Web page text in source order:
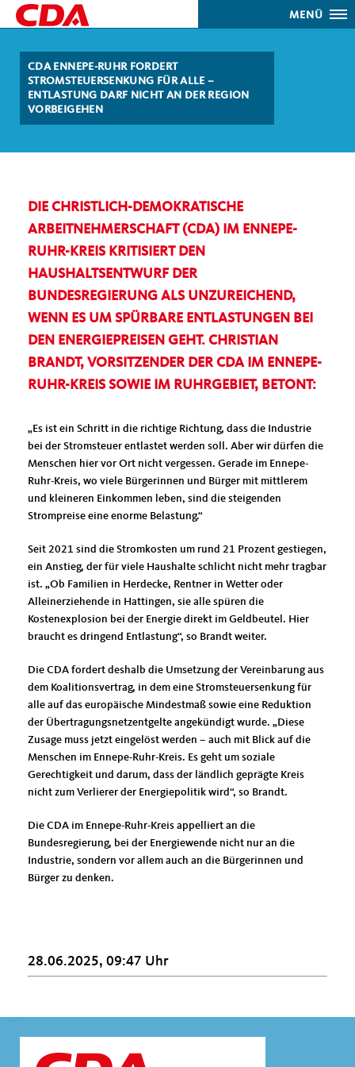
MENÜ
CDA ENNEPE-RUHR FORDERT
STROMSTEUERSENKUNG FÜR ALLE –
ENTLASTUNG DARF NICHT AN DER REGION
VORBEIGEHEN
DIE CHRISTLICH-DEMOKRATISCHE
ARBEITNEHMERSCHAFT (CDA) IM ENNEPE-
RUHR-KREIS KRITISIERT DEN
HAUSHALTSENTWURF DER
BUNDESREGIERUNG ALS UNZUREICHEND,
WENN ES UM SPÜRBARE ENTLASTUNGEN BEI
DEN ENERGIEPREISEN GEHT. CHRISTIAN
BRANDT, VORSITZENDER DER CDA IM ENNEPE-
RUHR-KREIS SOWIE IM RUHRGEBIET, BETONT:
Es ist ein Schritt in die richtige Richtung, dass die Industrie
bei der Stromsteuer entlastet werden soll. Aber wir dürfen die
Menschen hier vor Ort nicht vergessen. Gerade im Ennepe-
Ruhr-Kreis, wo viele Bürgerinnen und Bürger mit mittlerem
und kleineren Einkommen leben, sind die steigenden
Strompreise eine enorme Belastung.“
Seit 2021 sind die Stromkosten um rund 21 Prozent gestiegen,
ein Anstieg, der für viele Haushalte schlicht nicht mehr tragbar
ist. „Ob Familien in Herdecke, Rentner in Wetter oder
Alleinerziehende in Hattingen, sie alle spüren die
Kostenexplosion bei der Energie direkt im Geldbeutel. Hier
braucht es dringend Entlastung“, so Brandt weiter.
Die CDA fordert deshalb die Umsetzung der Vereinbarung aus
dem Koalitionsvertrag, in dem eine Stromsteuersenkung für
alle auf das europäische Mindestmaß sowie eine Reduktion
der Übertragungsnetzentgelte angekündigt wurde. „Diese
Zusage muss jetzt eingelöst werden – auch mit Blick auf die
Menschen im Ennepe-Ruhr-Kreis. Es geht um soziale
Gerechtigkeit und darum, dass der ländlich geprägte Kreis
nicht zum Verlierer der Energiepolitik wird“, so Brandt.
Die CDA im Ennepe-Ruhr-Kreis appelliert an die
Bundesregierung, bei der Energiewende nicht nur an die
Industrie, sondern vor allem auch an die Bürgerinnen und
Bürger zu denken.
28.06.2025, 09:47 Uhr